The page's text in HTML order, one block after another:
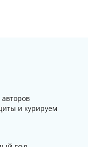
и курируем